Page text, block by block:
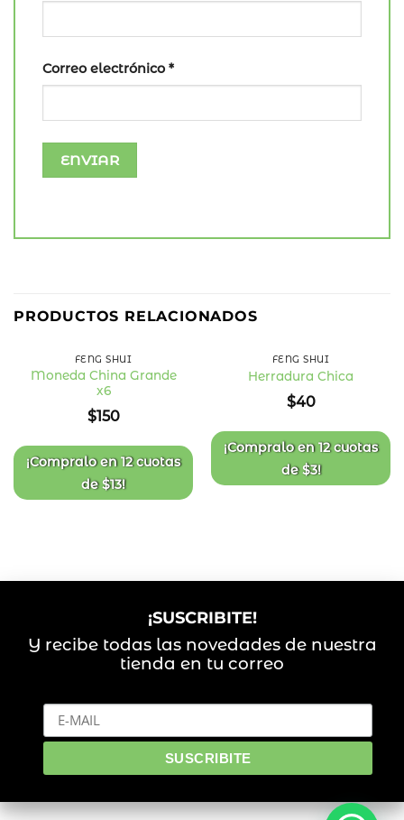
Correo electrónico *
PRODUCTOS RELACIONADOS
FENG SHUI
Moneda China Grande
x6
$150
¡Compralo en12 cuotas
de$13!
de
deseos
FENG SHUI
Herradura Chica
$40
¡Compralo en12 cuotas
de$3!
¡SUSCRIBITE!
Y recibe todas las novedades de nuestra
tienda en tu correo